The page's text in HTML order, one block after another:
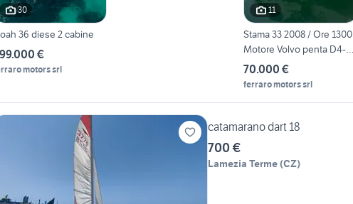
30
36 diese 2 cabine
€
motors srl
11
Stama 33 2008 / Ore 1300
Motore Volvo penta D4-
300
70.000 €
ferraro motors srl
catamarano dart 18
700 €
Lamezia Terme (CZ)